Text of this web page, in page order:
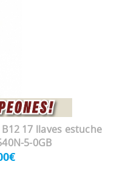
17 llaves estuche
5-0GB